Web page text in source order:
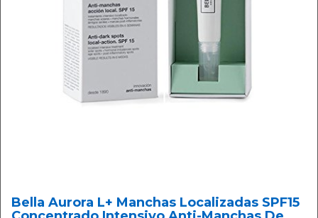
Bella Aurora L+ Manchas Localizadas SPF15